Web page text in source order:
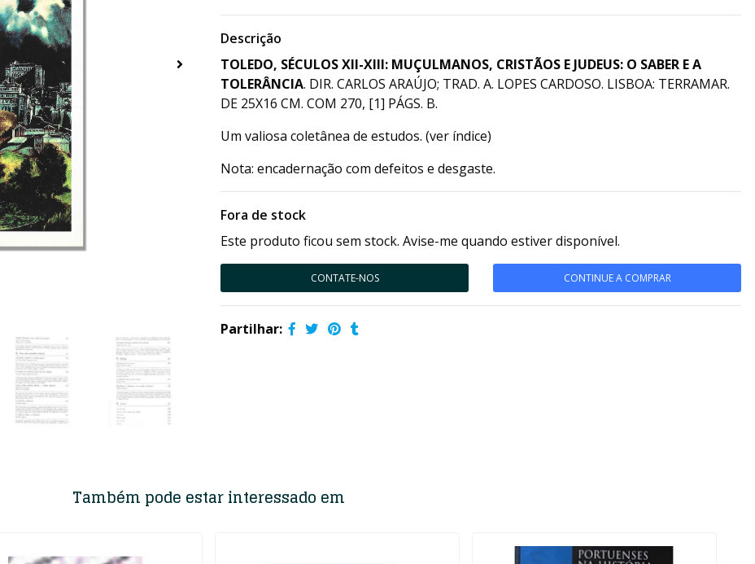
Descrição
TOLEDO, SÉCULOS XII-XIII: MUÇULMANOS, CRISTÃOS E JUDEUS: O SABER E A
TOLERÂNCIA. DIR. CARLOS ARAÚJO; TRAD. A. LOPES CARDOSO. LISBOA: TERRAMAR.
DE 25X16 CM. COM 270, [1] PÁGS. B.
Um valiosa coletânea de estudos. (ver índice)
Nota: encadernação com defeitos e desgaste.
Fora de stock
Este produto ficou sem stock. Avise-me quando estiver disponível.
CONTATE-NOS CONTINUE A COMPRAR
Partilhar:
Também pode estar interessado em